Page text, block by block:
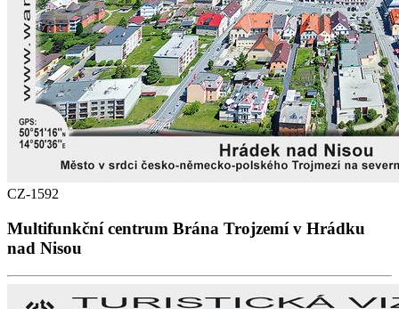
CZ-1592
Multifunkční centrum Brána Trojzemí v Hrádku
nad Nisou